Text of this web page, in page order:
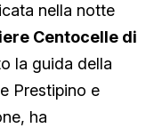
nella notte
Centocelle di
la guida della
Prestipino e
ha